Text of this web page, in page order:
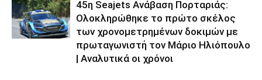
45η Seajets Ανάβαση Πορταριάς:
Ολοκληρώθηκε το πρώτο σκέλος
των χρονομετρημένων δοκιμών με
πρωταγωνιστή τον Μάριο Ηλιόπουλο
| Αναλυτικά οι χρόνοι